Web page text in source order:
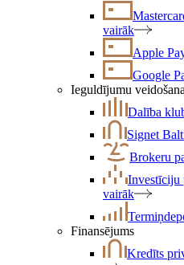
vairāk
Apple
Google
Ieguldījumu
Dalība
Signet
Brokeru
Investīciju
vairāk
Finansējums
Kredīts